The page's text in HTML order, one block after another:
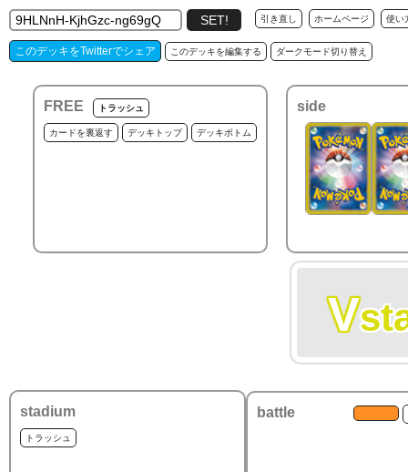
引き直し ホームページ 使い
このデッキをTwitterでシェア このデッキを編集する ダークモード切り替え
FREE トラッシュ
カードを裏返す デッキトップ デッキボトム
side
V
stadium
トラッシュ
battle